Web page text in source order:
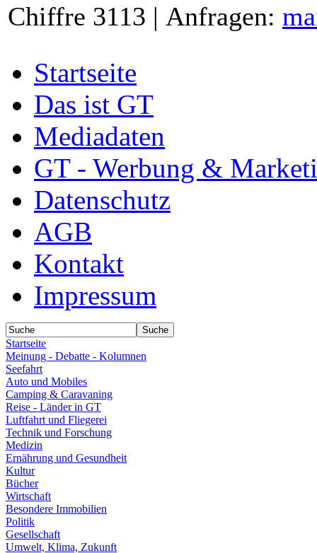
Chiffre 3113 | Anfragen:
Startseite
Das ist GT
Mediadaten
GT - Werbung &
Datenschutz
AGB
Kontakt
Impressum
Startseite
Meinung - Debatte - Kolumnen
Seefahrt
Auto und Mobiles
Camping & Caravaning
Reise - Länder in GT
Luftfahrt und Fliegerei
Technik und Forschung
Medizin
Ernährung und Gesundheit
Kultur
Bücher
Wirtschaft
Besondere Immobilien
Politik
Gesellschaft
Umwelt, Klima, Zukunft